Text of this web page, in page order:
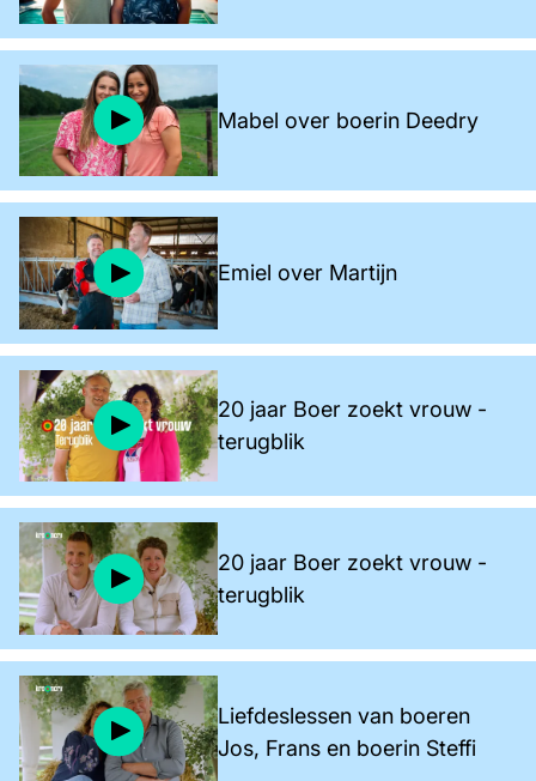
Mabel over boerin Deedry
Emiel over Martijn
20 jaar Boer zoekt vrouw -
terugblik
20 jaar Boer zoekt vrouw -
terugblik
Liefdeslessen van boeren
Jos, Frans en boerin Steffi